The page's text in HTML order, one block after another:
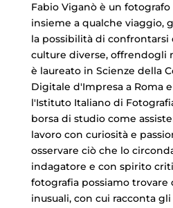
Fabio Viganò è un fotografo
insieme a qualche viaggio,
la possibilità di confrontarsi
culture diverse, offrendogli
è laureato in Scienze della
Digitale d'Impresa a Roma
l'Istituto Italiano di
borsa di studio come
lavoro con curiosità e
osservare ciò che lo
indagatore e con spirito
fotografia possiamo
inusuali, con cui racconta